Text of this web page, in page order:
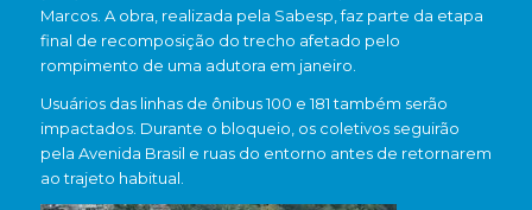
Marcos. A obra, realizada pela Sabesp, faz parte da etapa
final de recomposição do trecho afetado pelo
rompimento de uma adutora em janeiro.
Usuários das linhas de ônibus 100 e 181 também serão
impactados. Durante o bloqueio, os coletivos seguirão
pela Avenida Brasil e ruas do entorno antes de retornarem
ao trajeto habitual.